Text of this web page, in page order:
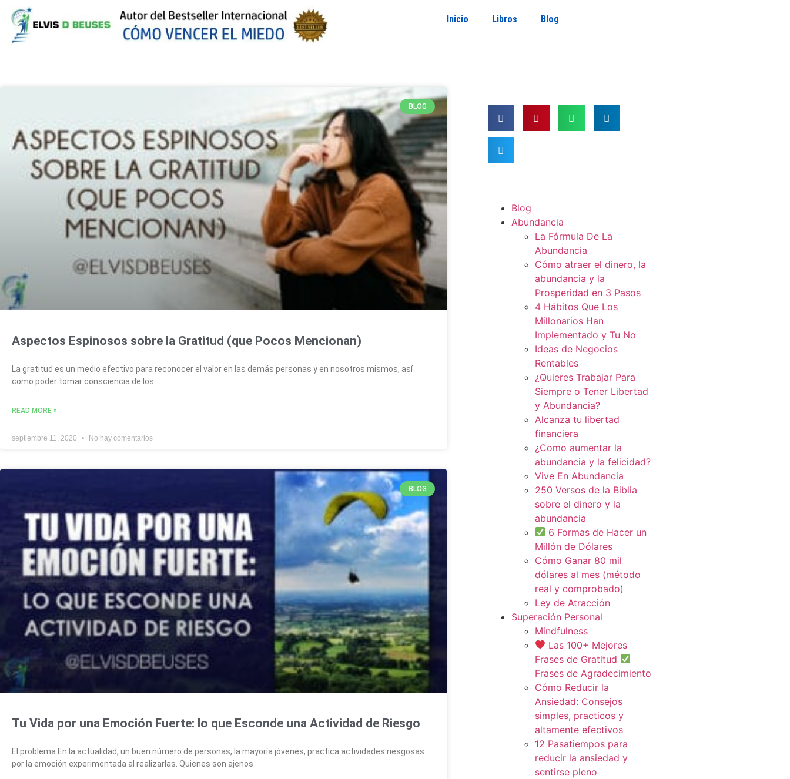
Inicio Libros Blog
BLOG
Aspectos Espinosos sobre la Gratitud (que Pocos Mencionan)
La gratitud es un medio efectivo para reconocer el valor en las demás personas y en nosotros mismos, así
como poder tomar consciencia de los
READ MORE »
septiembre 11, 2020 No hay comentarios
BLOG
Tu Vida por una Emoción Fuerte: lo que Esconde una Actividad de Riesgo
El problema En la actualidad, un buen número de personas, la mayoría jóvenes, practica actividades riesgosas
por la emoción experimentada al realizarlas. Quienes son ajenos
Blog
Abundancia
La Fórmula De La
Abundancia
Cómo atraer el dinero, la
abundancia y la
Prosperidad en 3 Pasos
4 Hábitos Que Los
Millonarios Han
Implementado y Tu No
Ideas de Negocios
Rentables
¿Quieres Trabajar Para
Siempre o Tener Libertad
y Abundancia?
Alcanza tu libertad
financiera
¿Como aumentar la
abundancia y la felicidad?
Vive En Abundancia
250 Versos de la Biblia
sobre el dinero y la
abundancia
6 Formas de Hacer un
Millón de Dólares
Cómo Ganar 80 mil
dólares al mes (método
real y comprobado)
Ley de Atracción
Superación Personal
Mindfulness
Las 100+ Mejores
Frases de Gratitud
Frases de Agradecimiento
Cómo Reducir la
Ansiedad: Consejos
simples, practicos y
altamente efectivos
12 Pasatiempos para
reducir la ansiedad y
sentirse pleno